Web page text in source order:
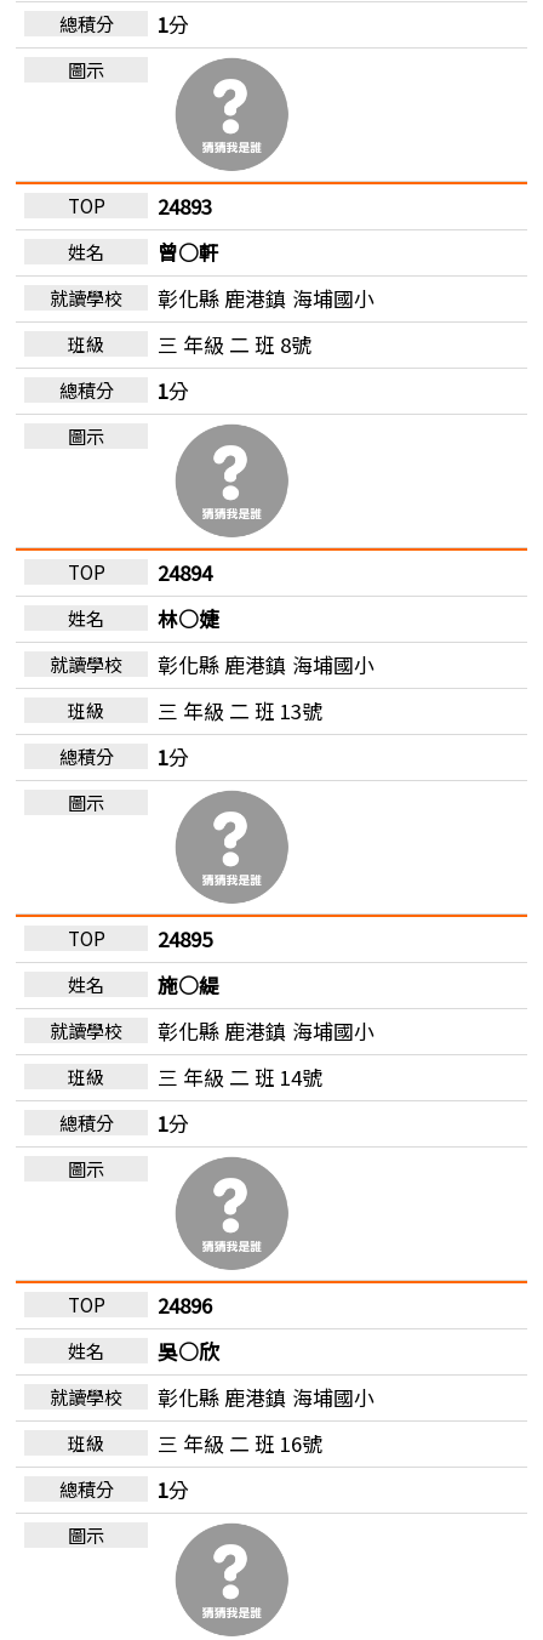
1分
24893
曾○軒
彰化縣 鹿港鎮 海埔國小
三 年級 二 班 8號
1分
24894
林○婕
彰化縣 鹿港鎮 海埔國小
三 年級 二 班 13號
1分
24895
施○緹
彰化縣 鹿港鎮 海埔國小
三 年級 二 班 14號
1分
24896
吳○欣
彰化縣 鹿港鎮 海埔國小
三 年級 二 班 16號
1分